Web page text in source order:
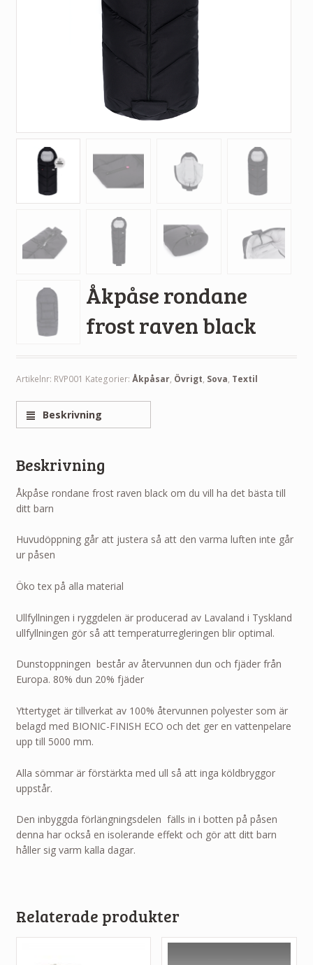
Åkpåse rondane
frost raven black
Artikelnr: RVP001 Kategorier: Åkpåsar, Övrigt, Sova, Textil
Beskrivning
Beskrivning
Åkpåse rondane frost raven black om du vill ha det bästa till
ditt barn
Huvudöppning går att justera så att den varma luften inte går
ur påsen
Öko tex på alla material
Ullfyllningen i ryggdelen är producerad av Lavaland i Tyskland
ullfyllningen gör så att temperaturregleringen blir optimal.
Dunstoppningen består av återvunnen dun och fjäder från
Europa. 80% dun 20% fjäder
Yttertyget är tillverkat av 100% återvunnen polyester som är
belagd med BIONIC-FINISH ECO och det ger en vattenpelare
upp till 5000 mm.
Alla sömmar är förstärkta med ull så att inga köldbryggor
uppstår.
Den inbyggda förlängningsdelen fälls in i botten på påsen
denna har också en isolerande effekt och gör att ditt barn
håller sig varm kalla dagar.
Relaterade produkter